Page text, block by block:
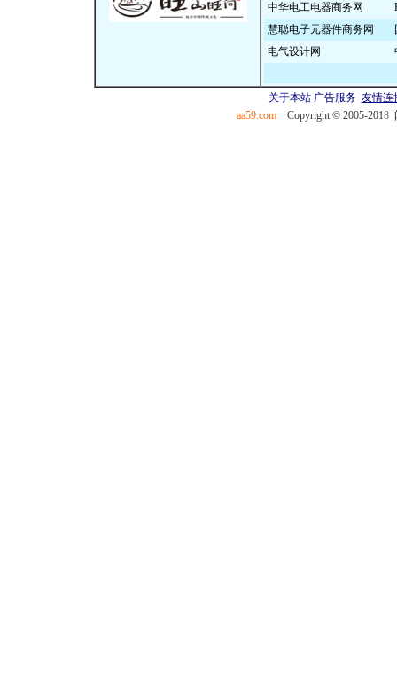
中华电工电器商务网
慧聪电子元器件商务网
电气设计网